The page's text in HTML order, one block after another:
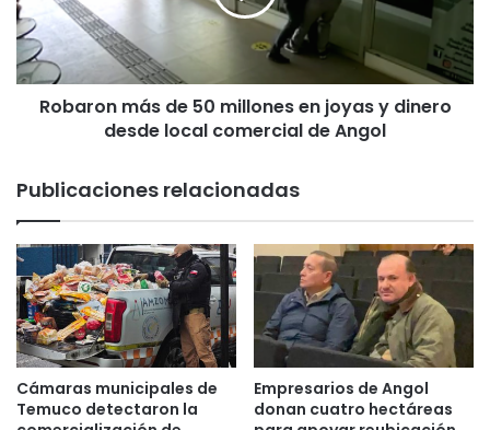
o
r
q
u
r
c
r
e
m
a
s
a
t
i
o
n
m
á
0
m
i
l
l
o
n
e
s
e
Robaron más de 50 millones en joyas y dinero
desde local comercial de Angol
Publicaciones relacionadas
Cámaras municipales de
Temuco detectaron la
Empresarios de Angol
donan cuatro hectáreas